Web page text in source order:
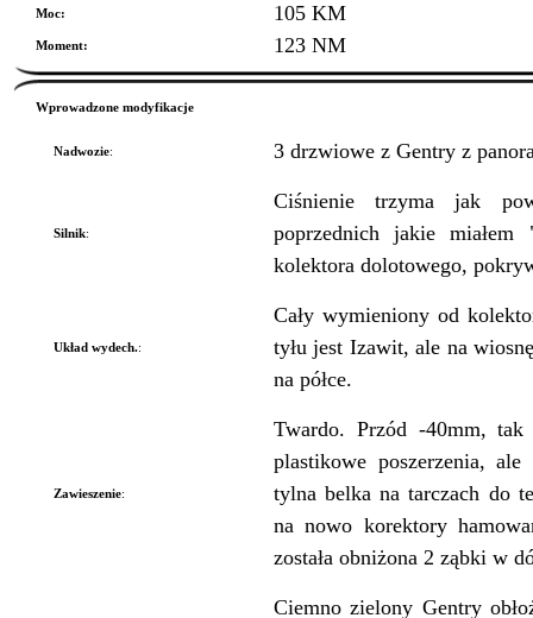
Moc: 105 KM
Moment: 123 NM
Wprowadzone modyfikacje
Nadwozie: 3 drzwiowe z Gentry z
Silnik:
Ciśnienie trzyma jak
poprzednich jakie
kolektora dolotowego,
Układ wydech.:
Cały wymieniony od
tyłu jest Izawit, ale na
na półce.
Zawieszenie:
Twardo. Przód -40mm,
plastikowe poszerzenia,
tylna belka na tarczach do
na nowo korektory
została obniżona 2 ząbki w
Ciemno zielony Gentry